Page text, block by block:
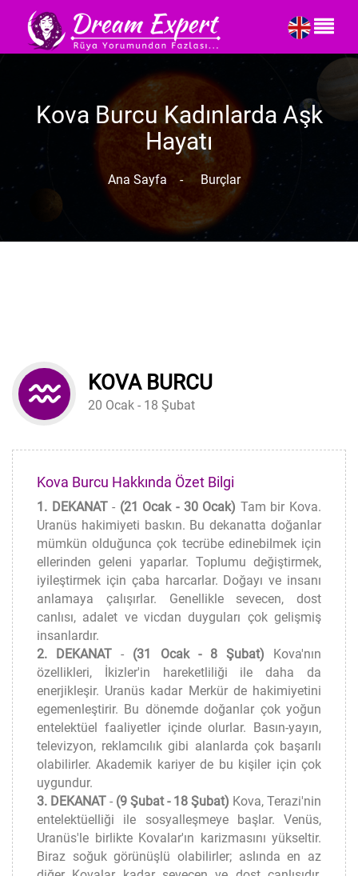
Kova Burcu Kadınlarda Aşk
Hayatı
Ana Sayfa - Burçlar
KOVA BURCU
20 Ocak - 18 Şubat
Kova Burcu Hakkında Özet Bilgi
1. DEKANAT- (21 Ocak - 30 Ocak) Tam bir Kova.
Uranüs hakimiyeti baskın. Bu dekanatta doğanlar
mümkün olduğunca çok tecrübe edinebilmek için
ellerinden geleni yaparlar. Toplumu değiştirmek,
iyileştirmek için çaba harcarlar. Doğayı ve insanı
anlamaya çalışırlar. Genellikle sevecen, dost
canlısı, adalet ve vicdan duyguları çok gelişmiş
insanlardır.
2. DEKANAT - (31 Ocak - 8 Şubat) Kova'nın
özellikleri, İkizler'in hareketliliği ile daha da
enerjikleşir. Uranüs kadar Merkür de hakimiyetini
egemenleştirir. Bu dönemde doğanlar çok yoğun
entelektüel faaliyetler içinde olurlar. Basın-yayın,
televizyon, reklamcılık gibi alanlarda çok başarılı
olabilirler. Akademik kariyer de bu kişiler için çok
uygundur.
3. DEKANAT - (9 Şubat - 18 Şubat) Kova, Terazi'nin
entelektüelliği ile sosyalleşmeye başlar. Venüs,
Uranüs'le birlikte Kovalar'ın karizmasını yükseltir.
Biraz soğuk görünüşlü olabilirler; aslında en az